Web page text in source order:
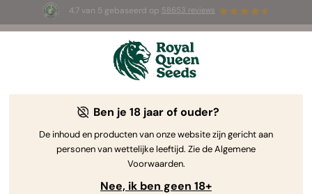
4.7 van 5 gebaseerd op 58653 reviews
1+1 GRATIS- Tijdelijke aanbieding
2d 21h 46m 13s
De Kweekgids Voor Cannabis door Royal Queen Seeds
Grow Guide Zoekmachine
Ben je 18 jaar of ouder?
De inhoud en producten van onze website zijn gericht aan
personen van wettelijke leeftijd. Zie de Algemene
Voorwaarden.
Nee, ik ben geen 18+